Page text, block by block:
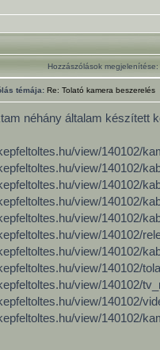
Hozzászólások megjelenítése:
témája: Re: Tolató kamera beszerelés
néhány általam készített
view/140102/
view/140102/
view/140102/
view/140102/
view/140102/
view/140102/
view/140102/
view/140102/
view/140102/
view/140102/
view/140102/